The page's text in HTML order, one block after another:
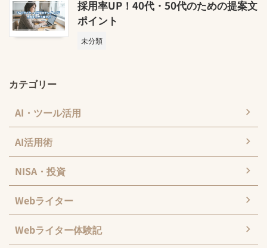
採用率UP！40代・50代のための提案文
ポイント
未分類
カテゴリー
AI・ツール活用
AI活用術
NISA・投資
Webライター
Webライター体験記